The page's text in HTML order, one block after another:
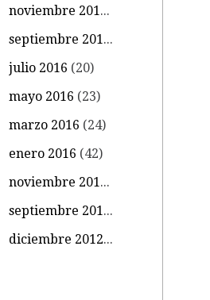
noviembre 2016(11)
septiembre 2016(18)
julio 2016 (20)
mayo 2016 (23)
marzo 2016 (24)
enero 2016 (42)
noviembre 2015(18)
septiembre 2015(15)
diciembre 2012
(1)